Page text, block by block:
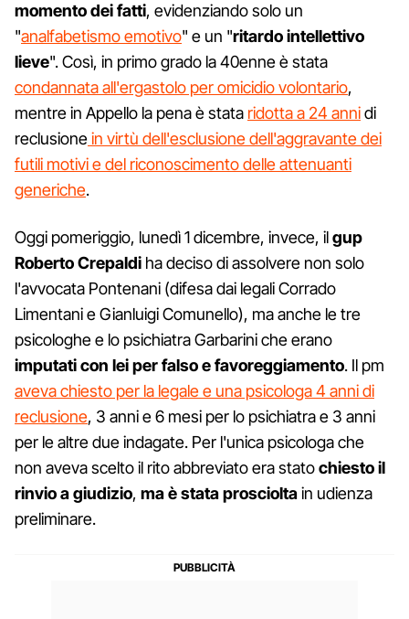
momento dei fatti, evidenziando solo un
"analfabetismo emotivo" e un "ritardo intellettivo
lieve". Così, in primo grado la 40enne è stata
condannata all'ergastolo per omicidio volontario,
mentre in Appello la pena è stata ridotta a 24 annidi
reclusionein virtù dell'esclusione dell'aggravante dei
futili motivi e del riconoscimento delle attenuanti
generiche.
Oggi pomeriggio, lunedì 1 dicembre, invece, ilgup
Roberto Crepaldi ha deciso di assolvere non solo
l'avvocata Pontenani (difesa dai legali Corrado
Limentani e Gianluigi Comunello), ma anche le tre
psicologhe e lo psichiatra Garbarini che erano
imputati con lei per falso e favoreggiamento. Il pm
aveva chiesto per la legale e una psicologa 4 anni di
reclusione, 3 anni e 6 mesi per lo psichiatra e 3 anni
per le altre due indagate. Per l'unica psicologa che
non aveva scelto il rito abbreviato era statochiesto il
rinvio a giudizio, ma è stata proscioltain udienza
preliminare.